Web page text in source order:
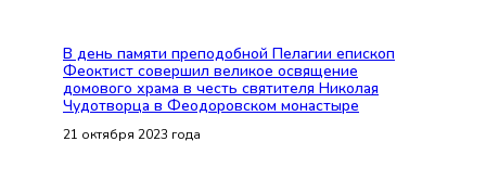
В день памяти преподобной Пелагии епископ
Феоктист совершил великое освящение
домового храма в честь святителя Николая
Чудотворца в Феодоровском монастыре
21 октября 2023 года